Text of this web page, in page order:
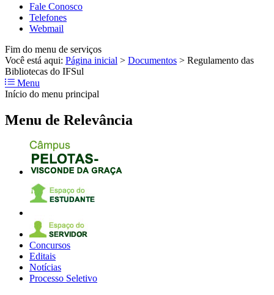
Fale Conosco
Telefones
Webmail
Fim do menu de serviços
Você está aqui: Página inicial > Documentos > Regulamento das
Bibliotecas do IFSul
Menu
Início do menu principal
Menu de Relevância
Concursos
Editais
Notícias
Processo Seletivo